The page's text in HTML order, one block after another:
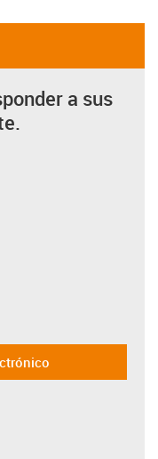
a sus